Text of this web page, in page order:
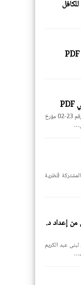
قانون رقم 23-02 يتعلق بممارسة الحق النقابي PDF قانون رقم 23-02 مؤرخ
(نظرية
من إعداد د.
عبد الكريم